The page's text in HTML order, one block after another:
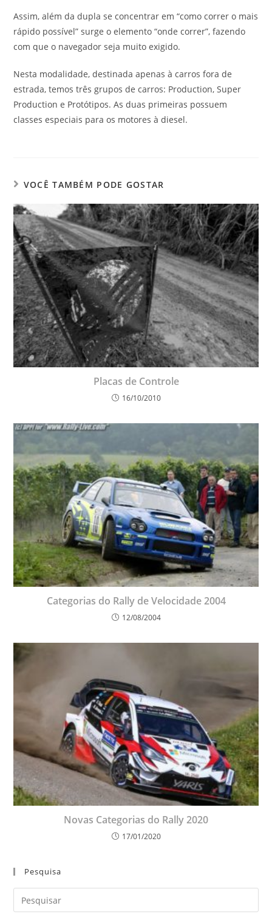
Assim, além da dupla se concentrar em “como correr o mais
rápido possível” surge o elemento “onde correr”, fazendo
com que o navegador seja muito exigido.
Nesta modalidade, destinada apenas à carros fora de
estrada, temos três grupos de carros: Production, Super
Production e Protótipos. As duas primeiras possuem
classes especiais para os motores à diesel.
VOCÊ TAMBÉM PODE GOSTAR
Placas de Controle
16/10/2010
Categorias do Rally de Velocidade 2004
12/08/2004
Novas Categorias do Rally 2020
17/01/2020
Pesquisa